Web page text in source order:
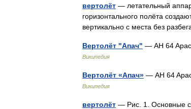
вертолёт — летательный
горизонтального полёта
вертикально с места без
Вертолёт "Апач" — AH 64
Википедия
Вертолёт «Апач» — AH 64
Википедия
вертолёт — Рис. 1. Основные